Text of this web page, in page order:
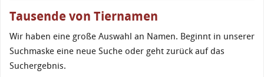
Tausende von Tiernamen
Wir haben eine große Auswahl an Namen. Beginnt in unserer
Suchmaske eine neue Suche oder geht zurück auf das
Suchergebnis.